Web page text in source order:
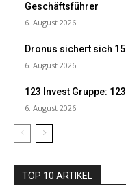
Geschäftsführer
6. August 2026
Dronus sichert sich
6. August 2026
123 Invest Gruppe:
6. August 2026
TOP 10 ARTIKEL